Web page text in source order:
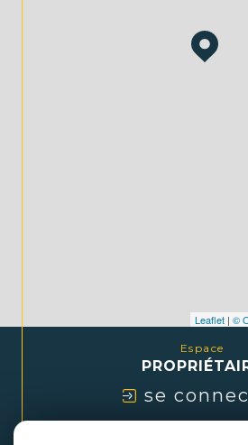
Leaflet | ©
Espace
se